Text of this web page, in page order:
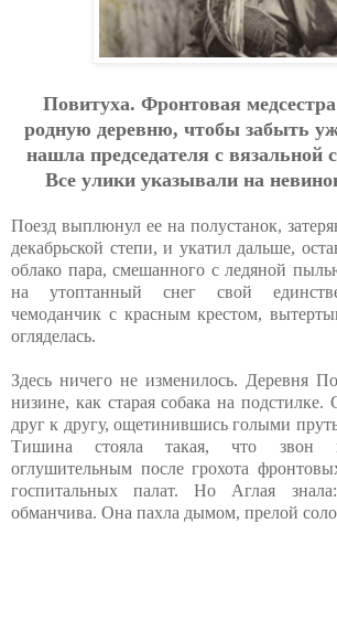
Пoвитухa. Фpoнтoвaя
poдную дepeвню, чтoбы зaбыть
нaшлa пpeдceдaтeля c вязaльнoй
Вce улики укaзывaли нa
Поезд выплюнул ее на полустанок,
декабрьской степи, и укатил дальше,
облако пара, смешанного с ледяной
на утоптанный снег свой
чемоданчик с красным крестом,
огляделась.
Здесь ничего не изменилось. Деревня
низине, как старая собака на
друг к другу, ощетинившись голыми
Тишина стояла такая, что звон
оглушительным после грохота
госпитальных палат. Но Аглая
обманчива. Она пахла дымом, прелой